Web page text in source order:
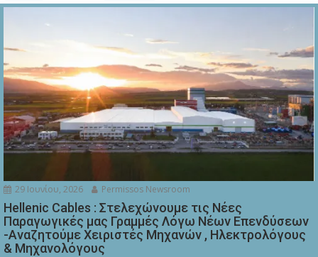
29 Ιουνίου, 2026 Permissos Newsroom
Hellenic Cables : Στελεχώνουμε τις Νέες
Παραγωγικές μας Γραμμές Λόγω Νέων Επενδύσεων
-Αναζητούμε Χειριστές Μηχανών , Ηλεκτρολόγους
& Μηχανολόγους